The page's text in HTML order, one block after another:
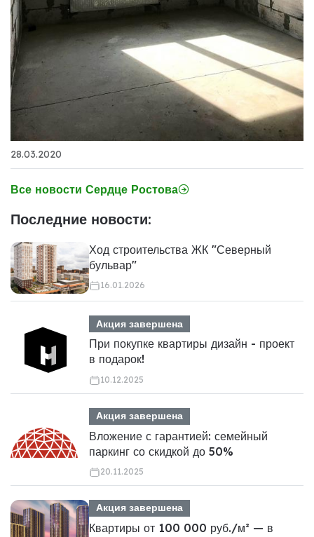
28.03.2020
Все новости Сердце Ростова
Последние новости:
Ход строительства ЖК "Северный
бульвар"
16.01.2026
Акция завершена
При покупке квартиры дизайн - проект
в подарок!
10.12.2025
Акция завершена
Вложение с гарантией: семейный
паркинг со скидкой до 50%
20.11.2025
Акция завершена
Квартиры от 100 000 руб./м² — в